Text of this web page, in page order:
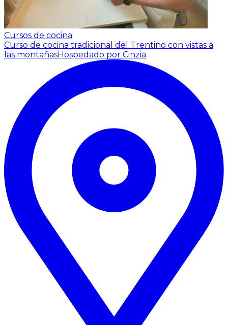
Cursos de cocina
Curso de cocina tradicional del Trentino con vistas a
las montañasHospedado por Cinzia